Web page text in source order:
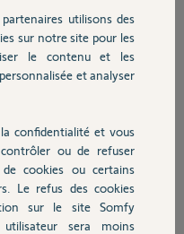
discussion
utilisons des
sur notre site pour les
le contenu et les
et analyser
confidentialité et vous
contrôler ou de refuser
cookies ou certains
Le refus des cookies
sur le site Somfy
sera moins